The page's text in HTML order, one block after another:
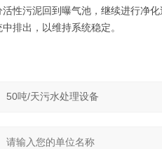
性污泥回到曝气池，继续进行净
排出，以维持系统稳定。